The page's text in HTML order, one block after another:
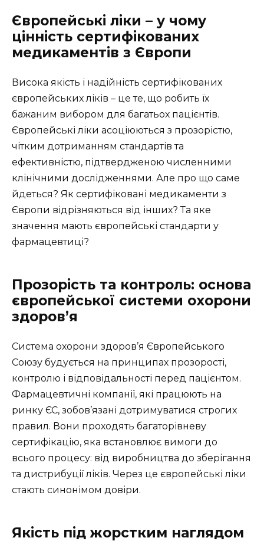
Європейські ліки – у чому
цінність сертифікованих
медикаментів з Європи
Висока якість і надійність сертифікованих
європейських ліків – це те, що робить їх
бажаним вибором для багатьох пацієнтів.
Європейські ліки асоціюються з прозорістю,
чітким дотриманням стандартів та
ефективністю, підтвердженою численними
клінічними дослідженнями. Але про що саме
йдеться? Як сертифіковані медикаменти з
Європи відрізняються від інших? Та яке
значення мають європейські стандарти у
фармацевтиці?
Прозорість та контроль: основа
європейської системи охорони
здоров’я
Система охорони здоров’я Європейського
Союзу будується на принципах прозорості,
контролю і відповідальності перед пацієнтом.
Фармацевтичні компанії, які працюють на
ринку ЄС, зобов’язані дотримуватися строгих
правил. Вони проходять багаторівневу
сертифікацію, яка встановлює вимоги до
всього процесу: від виробництва до зберігання
та дистрибуції ліків. Через це європейські ліки
стають синонімом довіри.
Якість під жорстким наглядом